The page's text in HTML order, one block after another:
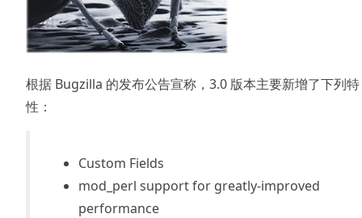
根据 Bugzilla 的发布公告宣称，3.0 版本主要新增了下列特
性：
Custom Fields
mod_perl support for greatly-improved
performance